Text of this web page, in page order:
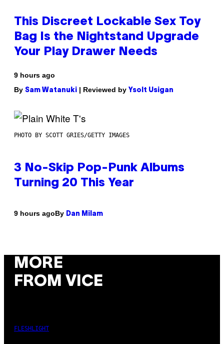
This Discreet Lockable Sex Toy
Bag Is the Nightstand Upgrade
Your Play Drawer Needs
9 hours ago
By Sam Watanuki | Reviewed by Ysolt Usigan
PHOTO BY SCOTT GRIES/GETTY IMAGES
3 No-Skip Pop-Punk Albums
Turning 20 This Year
9 hours agoBy Dan Milam
MORE
FROM VICE
FLESHLIGHT